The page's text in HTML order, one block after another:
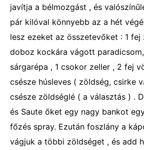
javítja a bélmozgást , és
pár kilóval könnyebb az a hét
lesz ezeket az összetevőket : 1
doboz kockára vágott
sárgarépa , 1 csokor zeller , 2 fej
csésze húsleves ( zöldség, csirke
csésze zöldséglé ( a választás ) .
és Saute őket egy nagy bankot
főzés spray. Ezután foszlány a
vágjuk a többi zöldséget , és add